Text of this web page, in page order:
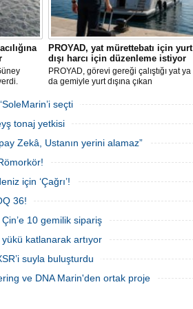
DWT
PROYAD, yat mürettebatı için yurt
dışı harcı için düzenleme istiyor
PROYAD, görevi gereği çalıştığı yat ya
da gemiyle yurt dışına çıkan
harcından muaf tutulması için yasal
düzenleme yapılmasını talep etti.
seçti
tonaj yetkisi
Zekâ, Ustanın yerini alamaz”
için ‘Çağrı’!
36!
10 gemilik sipariş
yükü katlanarak artıyor
suyla buluşturdu
ve DNA Marin'den ortak proje